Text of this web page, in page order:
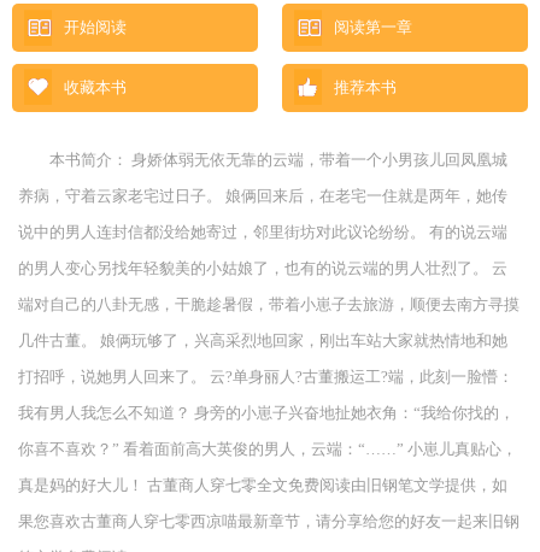
开始阅读 阅读第一章
收藏本书 推荐本书
本书简介： 身娇体弱无依无靠的云端，带着一个小男孩儿回凤凰城
养病，守着云家老宅过日子。 娘俩回来后，在老宅一住就是两年，她传
说中的男人连封信都没给她寄过，邻里街坊对此议论纷纷。 有的说云端
的男人变心另找年轻貌美的小姑娘了，也有的说云端的男人壮烈了。 云
端对自己的八卦无感，干脆趁暑假，带着小崽子去旅游，顺便去南方寻摸
几件古董。 娘俩玩够了，兴高采烈地回家，刚出车站大家就热情地和她
打招呼，说她男人回来了。 云?单身丽人?古董搬运工?端，此刻一脸懵：
我有男人我怎么不知道？ 身旁的小崽子兴奋地扯她衣角：“我给你找的，
你喜不喜欢？” 看着面前高大英俊的男人，云端：“……” 小崽儿真贴心，
真是妈的好大儿！ 古董商人穿七零全文免费阅读由旧钢笔文学提供，如
果您喜欢古董商人穿七零西凉喵最新章节，请分享给您的好友一起来旧钢